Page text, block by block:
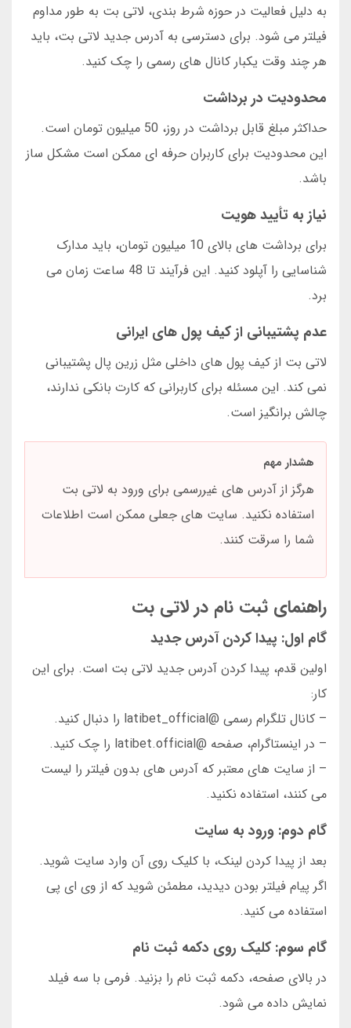
به دلیل فعالیت در حوزه شرط بندی، لاتی بت به طور مداوم
فیلتر می شود. برای دسترسی به آدرس جدید لاتی بت، باید
هر چند وقت یکبار کانال های رسمی را چک کنید.
محدودیت در برداشت
حداکثر مبلغ قابل برداشت در روز، 50 میلیون تومان است.
این محدودیت برای کاربران حرفه ای ممکن است مشکل ساز
باشد.
نیاز به تأیید هویت
برای برداشت های بالای 10 میلیون تومان، باید مدارک
شناسایی را آپلود کنید. این فرآیند تا 48 ساعت زمان می
برد.
عدم پشتیبانی از کیف پول های ایرانی
لاتی بت از کیف پول های داخلی مثل زرین پال پشتیبانی
نمی کند. این مسئله برای کاربرانی که کارت بانکی ندارند،
چالش برانگیز است.
هشدار مهم
هرگز از آدرس های غیررسمی برای ورود به لاتی بت
استفاده نکنید. سایت های جعلی ممکن است اطلاعات
شما را سرقت کنند.
راهنمای ثبت نام در لاتی بت
گام اول: پیدا کردن آدرس جدید
اولین قدم، پیدا کردن آدرس جدید لاتی بت است. برای این
کار:
– کانال تلگرام رسمی @latibet_official را دنبال کنید.
– در اینستاگرام، صفحه @latibet.official را چک کنید.
– از سایت های معتبر که آدرس های بدون فیلتر را لیست
می کنند، استفاده نکنید.
گام دوم: ورود به سایت
بعد از پیدا کردن لینک، با کلیک روی آن وارد سایت شوید.
اگر پیام فیلتر بودن دیدید، مطمئن شوید که از وی ای پی
استفاده می کنید.
گام سوم: کلیک روی دکمه ثبت نام
در بالای صفحه، دکمه ثبت نام را بزنید. فرمی با سه فیلد
نمایش داده می شود.